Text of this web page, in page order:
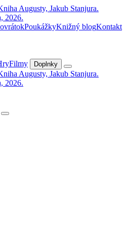
PoukážkyKnižný blogKontakt
Filmy Doplnky